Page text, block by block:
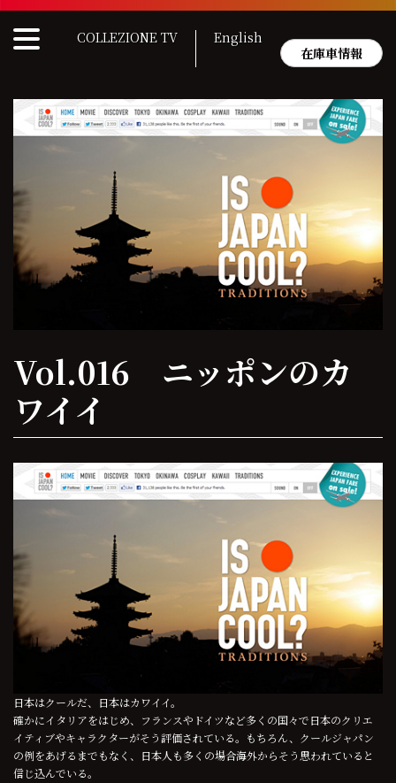
Skip
content
COLLEZIONE TV
English
在庫車情報
Vol.016 ニッポンのカ
ワイイ
日本はクールだ、日本はカワイイ。
確かにイタリアをはじめ、フランスやドイツなど多くの国々で日本のクリエ
イティブやキャラクターがそう評価されている。もちろん、クールジャパン
の例をあげるまでもなく、日本人も多くの場合海外からそう思われていると
信じ込んでいる。